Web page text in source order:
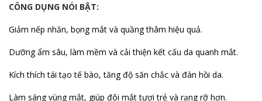
CÔNG DỤNG NÓI BẬT:
Giảm nếp nhăn, bọng mắt và quầng thâm hiệu quả.
Dưỡng ẩm sâu, làm mềm và cải thiện kết cấu da quanh mắt.
Kích thích tái tạo tế bào, tăng độ săn chắc và đàn hồi da.
Làm sáng vùng mắt, giúp đôi mắt tươi trẻ và rạng rỡ hơn.